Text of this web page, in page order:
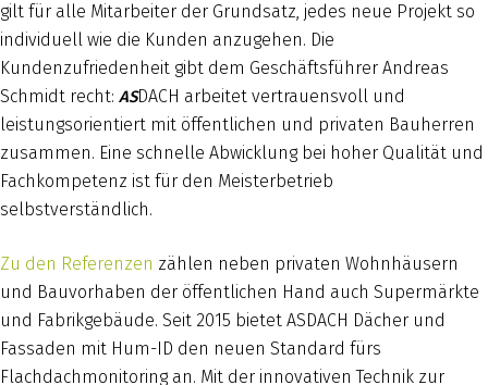
gilt für alle Mitarbeiter der Grundsatz, jedes neue Projekt so
individuell wie die Kunden anzugehen. Die
Kundenzufriedenheit gibt dem Geschäftsführer Andreas
Schmidt recht: ASDACH arbeitet vertrauensvoll und
leistungsorientiert mit öffentlichen und privaten Bauherren
zusammen. Eine schnelle Abwicklung bei hoher Qualität und
Fachkompetenz ist für den Meisterbetrieb
selbstverständlich.
Zu den Referenzen zählen neben privaten Wohnhäusern
und Bauvorhaben der öffentlichen Hand auch Supermärkte
und Fabrikgebäude. Seit 2015 bietet ASDACH Dächer und
Fassaden mit Hum-ID den neuen Standard fürs
Flachdachmonitoring an. Mit der innovativen Technik zur